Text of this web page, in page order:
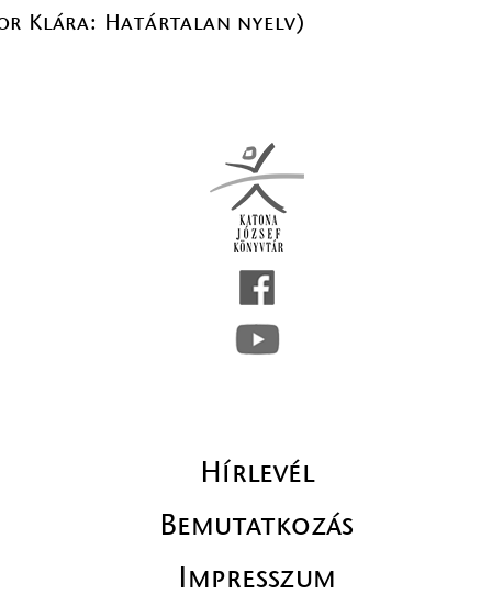
Klára: Határtalan nyelv)
Hírlevél
Bemutatkozás
Impresszum